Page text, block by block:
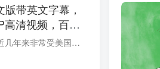
带英文字幕，
清视频，百度
Pete the cat《皮特猫》，是近几年来非常受美国孩子欢迎的绘本，长居各大销售榜。这只可爱的猫咪总是随遇而安，无论遇到什么倒霉的事情，它都一派轻松，保持愉快的心情去笑对一切。Pete的个性非...